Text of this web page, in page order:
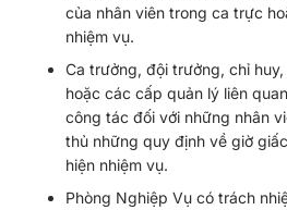
của nhân viên trong ca trực
nhiệm vụ.
Ca trưởng, đội trưởng, chỉ
hoặc các cấp quản lý liên
công tác đối với những nhân
thủ những quy định về giờ
hiện nhiệm vụ.
Phòng Nghiệp Vụ có trách